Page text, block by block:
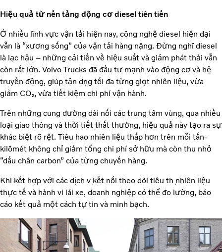
Hiệu quả từ nền tảng động cơ diesel tiên tiến
Ở nhiều lĩnh vực vận tải hiện nay, công nghệ diesel hiện đại
vẫn là “xương sống” của vận tải hàng nặng. Đừng nghĩ diesel
là lạc hậu – những cải tiến về hiệu suất và giảm phát thải vẫn
còn rất lớn. Volvo Trucks đã đầu tư mạnh vào động cơ và hệ
truyền động, giúp tận dụng tối đa từng giọt nhiên liệu, vừa
giảm CO₂, vừa tiết kiệm chi phí vận hành.
Trên những cung đường dài nối các trung tâm vùng, qua nhiều
loại giao thông và thời tiết thất thường, hiệu quả này tạo ra sự
khác biệt rõ rệt. Tiêu hao nhiên liệu thấp hơn trên mỗi tấn-
kilômét không chỉ giảm tổng chi phí sở hữu mà còn thu nhỏ
“dấu chân carbon” của từng chuyến hàng.
Khi kết hợp với các dịch vụ kết nối theo dõi tiêu thụ nhiên liệu
thực tế và hành vi lái xe, doanh nghiệp có thể đo lường, báo
cáo kết quả một cách tự tin và minh bạch.